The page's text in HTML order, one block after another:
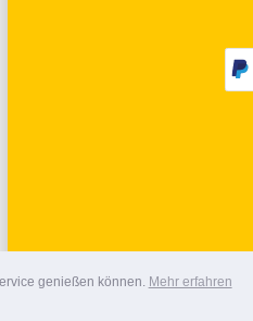
genießen können. Mehr erfahren